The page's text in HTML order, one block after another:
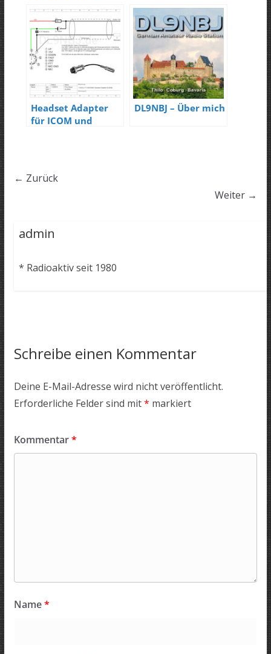
Headset Adapter
für ICOM und
DL9NBJ – Über mich
← Zurück
Weiter →
admin
* Radioaktiv seit 1980
Schreibe einen Kommentar
Deine E-Mail-Adresse wird nicht veröffentlicht.
Erforderliche Felder sind mit* markiert
Kommentar*
Name*